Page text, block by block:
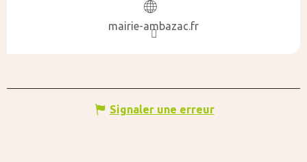
mairie-ambazac.fr
Signaler une erreur